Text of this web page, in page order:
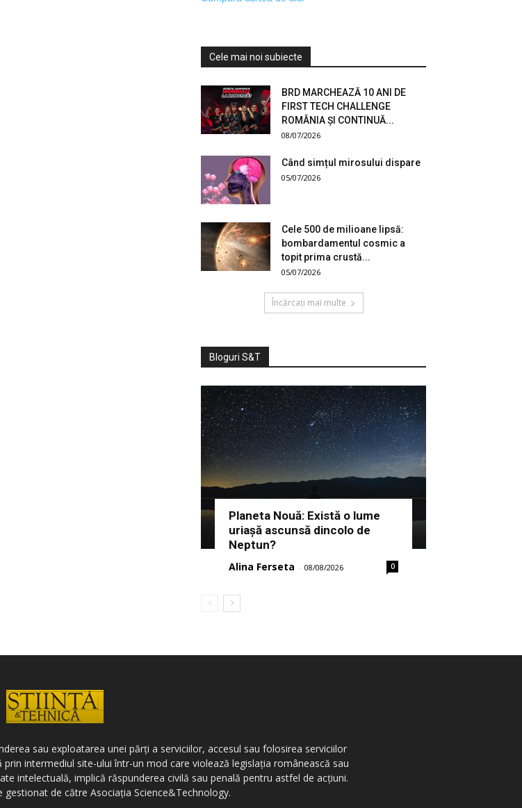
Cele mai noi subiecte
BRD MARCHEAZĂ 10 ANI DE
FIRST TECH CHALLENGE
ROMÂNIA ȘI CONTINUĂ...
08/07/2026
Când simțul mirosului dispare
05/07/2026
Cele 500 de milioane lipsă:
bombardamentul cosmic a
topit prima crustă...
05/07/2026
Încărcați mai multe
Bloguri S&T
Planeta Nouă: Există o lume
uriașă ascunsă dincolo de
Neptun?
Alina Ferseta - 08/08/2026 0
sau exploatarea unei părți a serviciilor, accesul sau folosirea serviciilor
intermediul site-ului într-un mod care violează legislația românească sau
intelectuală, implică răspunderea civilă sau penală pentru astfel de acțiuni.
gestionat de către Asociația Science&Technology.